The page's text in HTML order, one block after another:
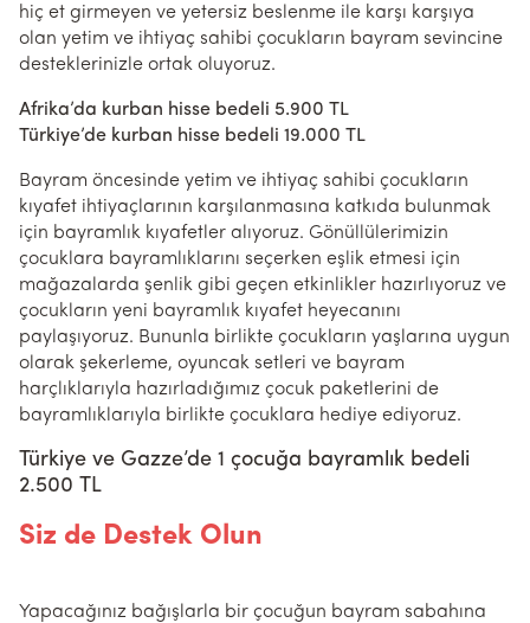
hiç et girmeyen ve yetersiz beslenme ile karşı karşıya
olan yetim ve ihtiyaç sahibi çocukların bayram sevincine
desteklerinizle ortak oluyoruz.
Afrika’da kurban hisse bedeli 5.900 TL
Türkiye’de kurban hisse bedeli 19.000 TL
Bayram öncesinde yetim ve ihtiyaç sahibi çocukların
kıyafet ihtiyaçlarının karşılanmasına katkıda bulunmak
için bayramlık kıyafetler alıyoruz. Gönüllülerimizin
çocuklara bayramlıklarını seçerken eşlik etmesi için
mağazalarda şenlik gibi geçen etkinlikler hazırlıyoruz ve
çocukların yeni bayramlık kıyafet heyecanını
paylaşıyoruz. Bununla birlikte çocukların yaşlarına uygun
olarak şekerleme, oyuncak setleri ve bayram
harçlıklarıyla hazırladığımız çocuk paketlerini de
bayramlıklarıyla birlikte çocuklara hediye ediyoruz.
Türkiye ve Gazze’de 1 çocuğa bayramlık bedeli
2.500 TL
Siz de Destek Olun
Yapacağınız bağışlarla bir çocuğun bayram sabahına